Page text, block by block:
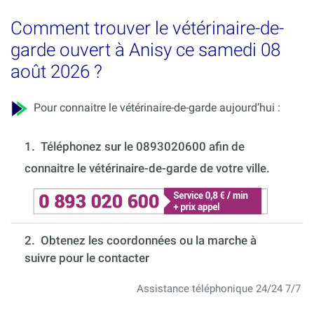
Comment trouver le vétérinaire-de-
garde ouvert à Anisy ce samedi 08
août 2026 ?
Pour connaitre le vétérinaire-de-garde aujourd’hui :
1. Téléphonez sur le 0893020600 afin de
connaitre le vétérinaire-de-garde de votre ville.
2. Obtenez les coordonnées ou la marche à
suivre pour le contacter
Assistance téléphonique 24/24 7/7